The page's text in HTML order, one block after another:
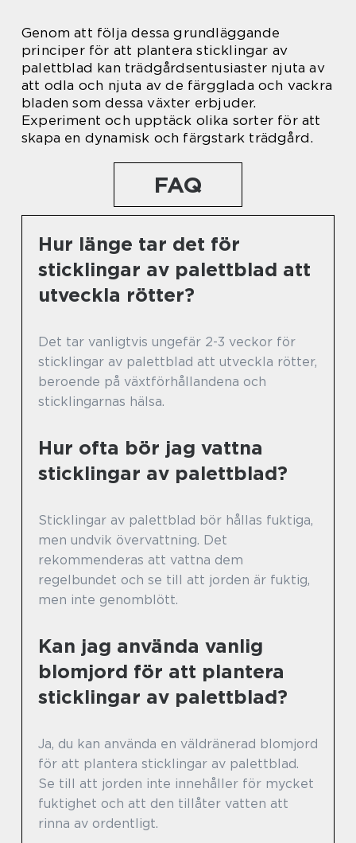
Genom att följa dessa grundläggande
principer för att plantera sticklingar av
palettblad kan trädgårdsentusiaster njuta av
att odla och njuta av de färgglada och vackra
bladen som dessa växter erbjuder.
Experiment och upptäck olika sorter för att
skapa en dynamisk och färgstark trädgård.
FAQ
Hur länge tar det för
sticklingar av palettblad att
utveckla rötter?
Det tar vanligtvis ungefär 2-3 veckor för
sticklingar av palettblad att utveckla rötter,
beroende på växtförhållandena och
sticklingarnas hälsa.
Hur ofta bör jag vattna
sticklingar av palettblad?
Sticklingar av palettblad bör hållas fuktiga,
men undvik övervattning. Det
rekommenderas att vattna dem
regelbundet och se till att jorden är fuktig,
men inte genomblött.
Kan jag använda vanlig
blomjord för att plantera
sticklingar av palettblad?
Ja, du kan använda en väldränerad blomjord
för att plantera sticklingar av palettblad.
Se till att jorden inte innehåller för mycket
fuktighet och att den tillåter vatten att
rinna av ordentligt.